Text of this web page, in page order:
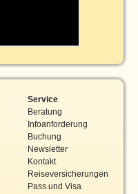
Service
Beratung
Infoanforderung
Buchung
Newsletter
Kontakt
Reiseversicherungen
Pass und Visa